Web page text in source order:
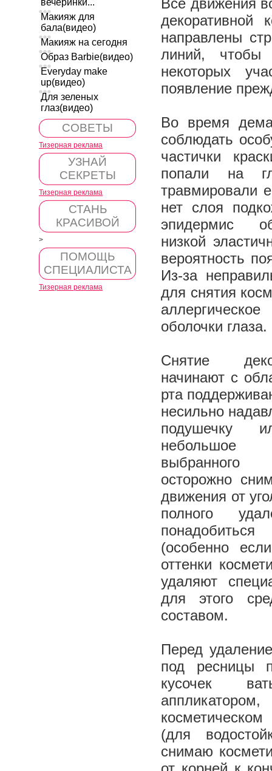
вечеринки...
Макияж для
бала(видео)
Макияж на сегодня
Образ Barbie(видео)
Everyday make
up(видео)
Для зеленых
глаз(видео)
СОВЕТЫ
Тизерная реклама
УЗНАЙ
СЕКРЕТЫ
Тизерная реклама
СТАНЬ
КРАСИВОЙ
>
ПОМОЩЬ
СПЕЦИАЛИСТА
Тизерная реклама
Все движения
декоративной
направлены
линий, чтобы
некоторых
появление
Во время
соблюдать
частички
попали на
травмировали
нет слоя
эпидермис
низкой
вероятность
Из-за
для снятия
оболочки глаза.
Снятие
начинают с
рта
несильно
подушечку
небольшое
выбранного
осторожно
движения от
полного
(особенно
оттенки
удаляют
для этого
составом.
Перед
под ресницы
кусочек
(для
снимаю